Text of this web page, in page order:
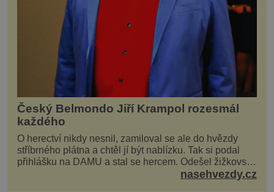
Český Belmondo Jiří Krampol rozesmál
každého
O herectví nikdy nesnil, zamiloval se ale do hvězdy
stříbrného plátna a chtěl jí být nablízku. Tak si podal
přihlášku na DAMU a stal se hercem. Odešel žižkovský
matador, který všude rozdával humor, i když jemu
nasehvezdy.cz